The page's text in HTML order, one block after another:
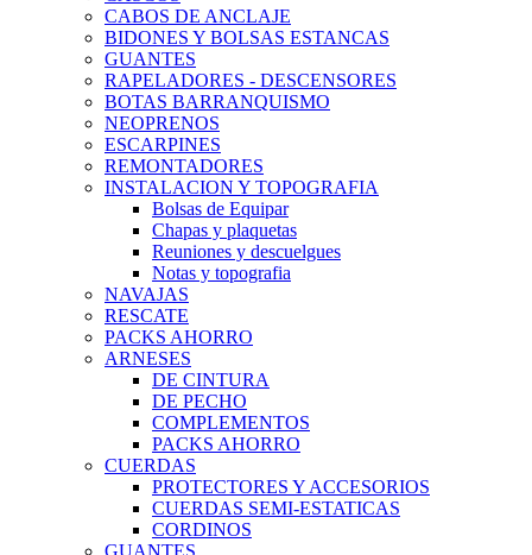
CABOS DE ANCLAJE
BIDONES Y BOLSAS ESTANCAS
GUANTES
RAPELADORES - DESCENSORES
BOTAS BARRANQUISMO
NEOPRENOS
ESCARPINES
REMONTADORES
INSTALACION Y TOPOGRAFIA
Bolsas de Equipar
Chapas y plaquetas
Reuniones y descuelgues
Notas y topografia
NAVAJAS
RESCATE
PACKS AHORRO
ARNESES
DE CINTURA
DE PECHO
COMPLEMENTOS
PACKS AHORRO
CUERDAS
PROTECTORES Y ACCESORIOS
CUERDAS SEMI-ESTATICAS
CORDINOS
GUANTES